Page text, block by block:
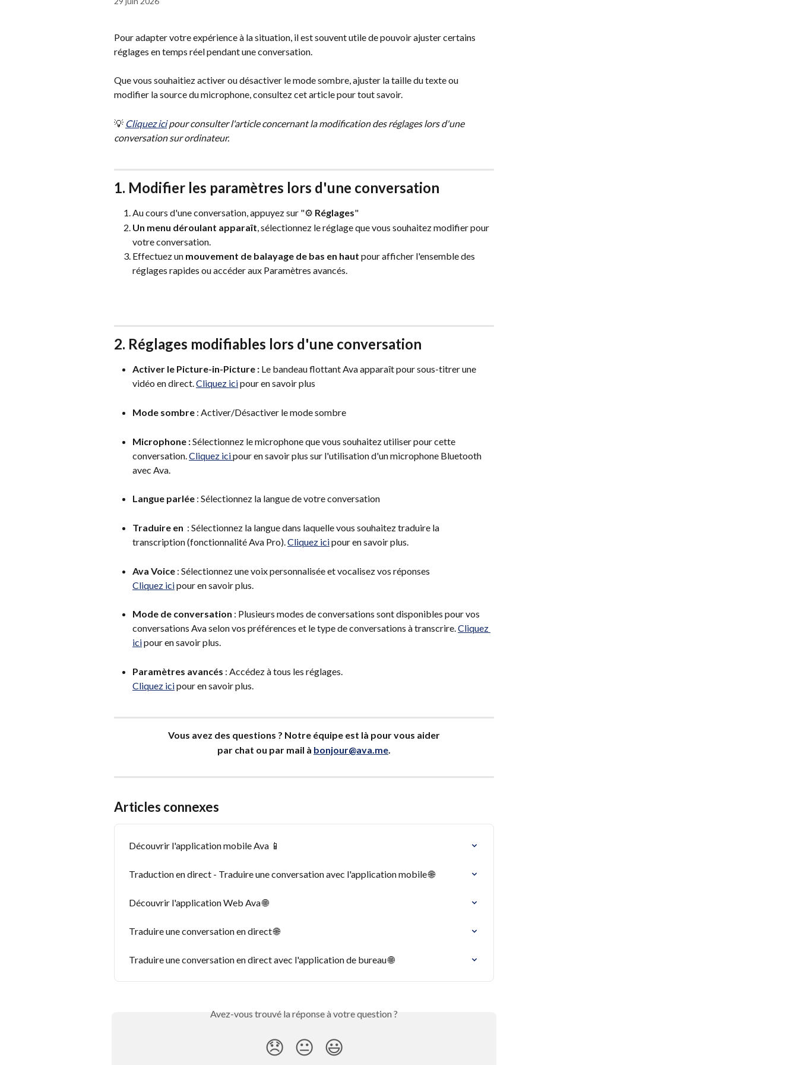
Pour adapter votre expérience à la situation, il est souvent utile de pouvoir ajuster certains
réglages en temps réel pendant une conversation.
Que vous souhaitiez activer ou désactiver le mode sombre, ajuster la taille du texte ou
modifier la source du microphone, consultez cet article pour tout savoir.
💡 Cliquez ici pour consulter l'article concernant la modification des réglages lors d'une
conversation sur ordinateur.
1. Modifier les paramètres lors d'une conversation
Au cours d'une conversation, appuyez sur "⚙️ Réglages"
Un menu déroulant apparaît, sélectionnez le réglage que vous souhaitez modifier pour
votre conversation.
Effectuez un mouvement de balayage de bas en haut pour afficher l'ensemble des
réglages rapides ou accéder aux Paramètres avancés.
2. Réglages modifiables lors d'une conversation
Activer le Picture-in-Picture : Le bandeau flottant Ava apparaît pour sous-titrer une
vidéo en direct. Cliquez ici pour en savoir plus
Mode sombre : Activer/Désactiver le mode sombre
Microphone : Sélectionnez le microphone que vous souhaitez utiliser pour cette
conversation. Cliquez ici pour en savoir plus sur l'utilisation d'un microphone Bluetooth
avec Ava.
Langue parlée : Sélectionnez la langue de votre conversation
Traduire en : Sélectionnez la langue dans laquelle vous souhaitez traduire la
transcription (fonctionnalité Ava Pro). Cliquez ici pour en savoir plus.
Ava Voice : Sélectionnez une voix personnalisée et vocalisez vos réponses
Cliquez ici pour en savoir plus.
Mode de conversation : Plusieurs modes de conversations sont disponibles pour vos
conversations Ava selon vos préférences et le type de conversations à transcrire. Cliquez
ici pour en savoir plus.
Paramètres avancés : Accédez à tous les réglages.
Cliquez ici pour en savoir plus.
Vous avez des questions ? Notre équipe est là pour vous aider
par chat ou par mail à bonjour@ava.me
Articles connexes
Découvrir l'application mobile Ava 📱
Traduction en direct - Traduire une conversation avec l'application mobile 🌐
Découvrir l'application Web Ava 🌐
Traduire une conversation en direct 🌐
Traduire une conversation en direct avec l'application de bureau 🌐
Avez-vous trouvé la réponse à votre question ?
😞 😐 😃